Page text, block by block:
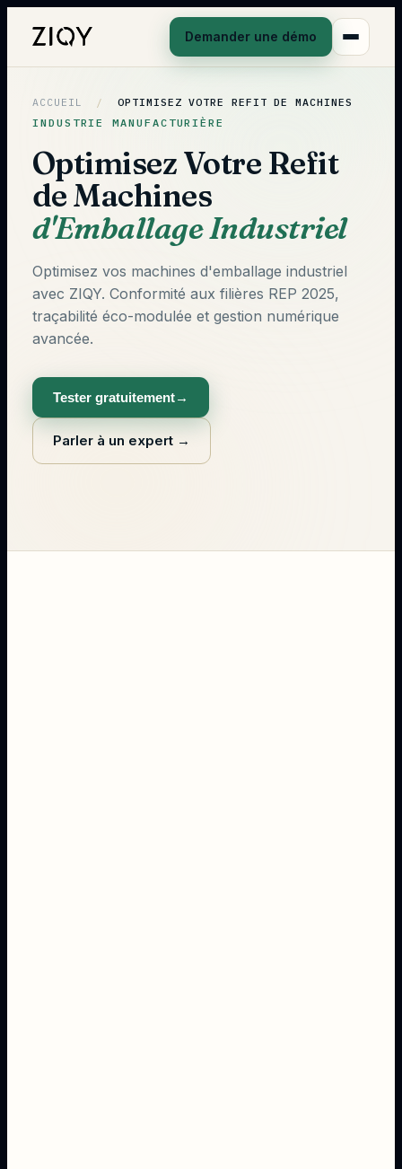
Demander une démo
ACCUEIL /
OPTIMISEZ VOTRE REFIT DE MACHINES
INDUSTRIE MANUFACTURIÈRE
Optimisez Votre Refit
de Machines
d'Emballage Industriel
Optimisez vos machines d'emballage industriel
avec ZIQY. Conformité aux filières REP 2025,
traçabilité éco-modulée et gestion numérique
avancée.
Tester gratuitement→
Parler à un expert →